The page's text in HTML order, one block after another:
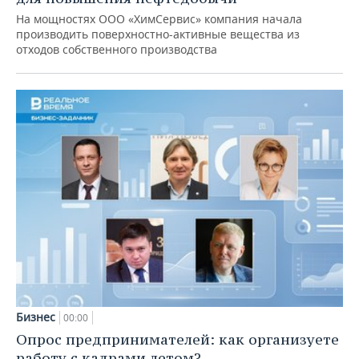
На мощностях ООО «ХимСервис» компания начала
производить поверхностно-активные вещества из
отходов собственного производства
Бизнес 00:00
Опрос предпринимателей: как организуете